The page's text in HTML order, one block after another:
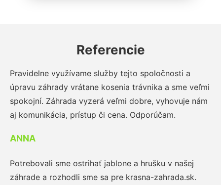
Referencie
Pravidelne využívame služby tejto spoločnosti a
úpravu záhrady vrátane kosenia trávnika a sme veľmi
spokojní. Záhrada vyzerá veľmi dobre, vyhovuje nám
aj komunikácia, prístup či cena. Odporúčam.
ANNA
Potrebovali sme ostrihať jablone a hrušku v našej
záhrade a rozhodli sme sa pre krasna-zahrada.sk.